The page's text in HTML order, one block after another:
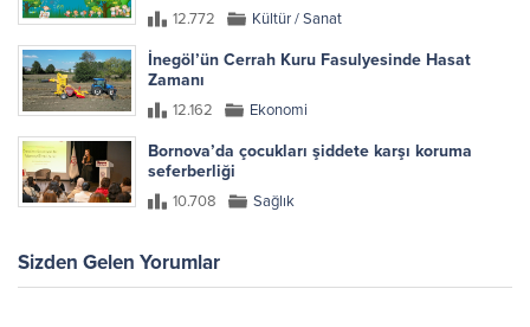
12.772 Kültür / Sanat
İnegöl’ün Cerrah Kuru Fasulyesinde Hasat
Zamanı
12.162 Ekonomi
Bornova’da çocukları şiddete karşı koruma
seferberliği
10.708 Sağlık
Sizden Gelen Yorumlar